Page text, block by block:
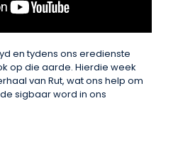
en tydens ons eredienste
op die aarde. Hierdie week
van Rut, wat ons help om
sigbaar word in ons